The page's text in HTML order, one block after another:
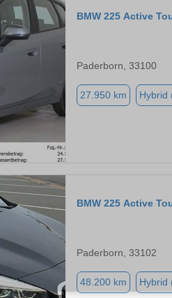
BMW 225 Active
Paderborn, 33100
27.950 km Hybrid
BMW 225 Active
Paderborn, 33102
48.200 km Hybrid